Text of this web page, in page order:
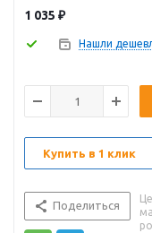
1 035 ₽
Нашли
Купить в 1 клик
Поделиться